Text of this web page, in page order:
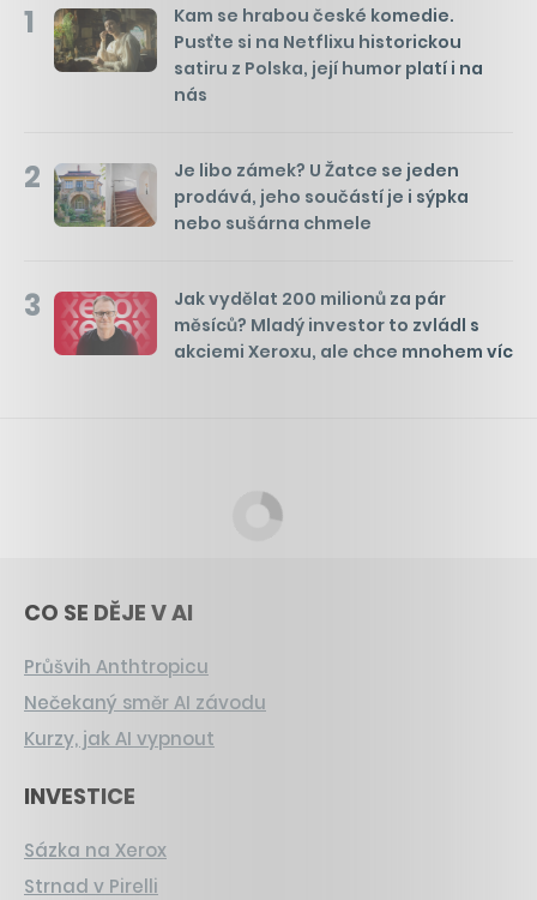
1
Kam se hrabou české komedie.
Pusťte si na Netflixu historickou
satiru z Polska, její humor platí i na
nás
2
Je libo zámek? U Žatce se jeden
prodává, jeho součástí je i sýpka
nebo sušárna chmele
3
Jak vydělat 200 milionů za pár
měsíců? Mladý investor to zvládl s
akciemi Xeroxu, ale chce mnohem víc
CO SE DĚJE V AI
Průšvih Anthtropicu
Nečekaný směr AI závodu
Kurzy, jak AI vypnout
INVESTICE
Sázka na Xerox
Strnad v Pirelli